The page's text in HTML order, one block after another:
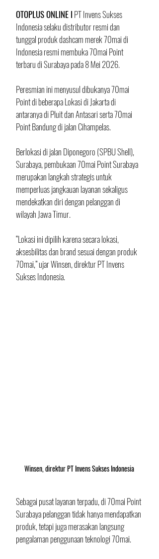
OTOPLUS ONLINE I PT Invens Sukses
Indonesia selaku distributor resmi dan
tunggal produk dashcam merek 70mai di
Indonesia resmi membuka 70mai Point
terbaru di Surabaya pada 8 Mei 2026.
Peresmian ini menyusul dibukanya 70mai
Point di beberapa Lokasi di Jakarta di
antaranya di Pluit dan Antasari serta 70mai
Point Bandung di jalan Cihampelas.
Berlokasi di jalan Diponegoro (SPBU Shell),
Surabaya, pembukaan 70mai Point Surabaya
merupakan langkah strategis untuk
memperluas jangkauan layanan sekaligus
mendekatkan diri dengan pelanggan di
wilayah Jawa Timur.
“Lokasi ini dipilih karena secara lokasi,
aksesbilitas dan brand sesuai dengan produk
70mai,” ujar Winsen, direktur PT Invens
Sukses Indonesia.
Winsen, direktur PT Invens Sukses Indonesia
Sebagai pusat layanan terpadu, di 70mai Point
Surabaya pelanggan tidak hanya mendapatkan
produk, tetapi juga merasakan langsung
pengalaman penggunaan teknologi 70mai.